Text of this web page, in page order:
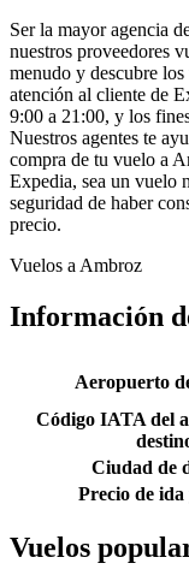
Ser la mayor agencia
nuestros proveedores
menudo y descubre
atención al cliente de
9:00 a 21:00, y los
Nuestros agentes te
compra de tu vuelo a
Expedia, sea un vuelo
seguridad de haber
precio.
Vuelos a Ambroz
Información
Aeropuerto
Código IATA del
Ciudad de
Precio de ida
Vuelos